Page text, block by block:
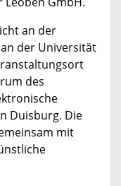
an der
der Universität
des
Duisburg. Die
mit